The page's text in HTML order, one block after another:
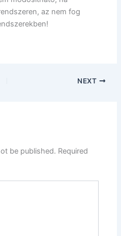
az nem fog
NEXT
be published. Required